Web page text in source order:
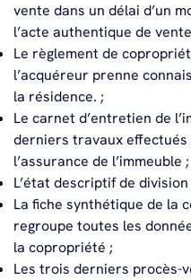
vente dans un délai d’un
l’acte authentique de
Le règlement de
l’acquéreur prenne
la résidence. ;
Le carnet d’entretien de
derniers travaux effectués
l’assurance de l’immeuble ;
L’état descriptif de division
La fiche synthétique de la
regroupe toutes les
la copropriété ;
Les trois derniers procès-